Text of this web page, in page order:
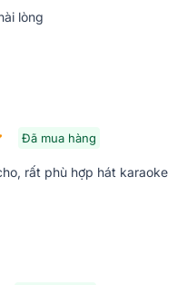
KP600 được trang bị
có cổng kết nối USB,
lòng
Đã mua hàng
rất phù hợp hát karaoke